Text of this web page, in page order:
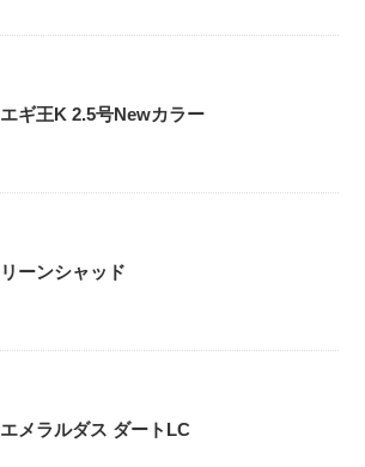
エギ王K 2.5号Newカラー
リーンシャッド
エメラルダス ダートLC